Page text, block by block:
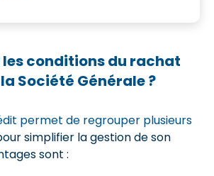
les conditions du rachat
Société Générale ?
permet de regrouper plusieurs
simplifier la gestion de son
sont :